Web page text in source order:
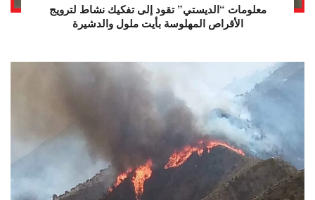
معلومات “الديستي” تقود إلى تفكيك نشاط لترويج
الأقراص المهلوسة بأيت ملول والدشيرة